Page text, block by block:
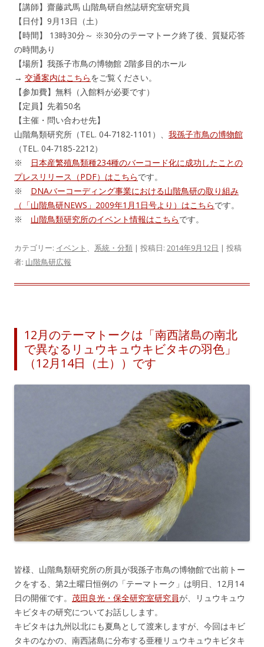
【講師】齋藤武馬 山階鳥研自然誌研究室研究員
【日付】9月13日（土）
【時間】 13時30分～ ※30分のテーマトーク終了後、質疑応答
の時間あり
【場所】我孫子市鳥の博物館 2階多目的ホール
→ 交通案内はこちらをご覧ください。
【参加費】無料（入館料が必要です）
【定員】先着50名
【主催・問い合わせ先】
山階鳥類研究所（TEL. 04-7182-1101）、 我孫子市鳥の博物館
（TEL. 04-7185-2212）
※
日本産繁殖鳥類種234種のバーコード化に成功したことの
プレスリリース（PDF）はこちらです。
※ DNAバーコーディング事業における山階鳥研の取り組み
（「山階鳥研NEWS」2009年1月1日号より）はこちらです。
※ 山階鳥類研究所のイベント情報はこちらです。
カテゴリー: イベント 、 系統・分類 | 投稿日: 2014年9月12日 | 投稿
者: 山階鳥研広報
12月のテーマトークは「南西諸島の南北
で異なるリュウキュウキビタキの羽色」
（12月14日（土））です
皆様、山階鳥類研究所の所員が我孫子市鳥の博物館で出前トー
クをする、第2土曜日恒例の「テーマトーク」は明日、12月14
日の開催です。 茂田良光・保全研究室研究員が、リュウキュウ
キビタキの研究についてお話しします。
キビタキは九州以北にも夏鳥として渡来しますが、今回はキビ
タキのなかの、南西諸島に分布する亜種リュウキュウキビタキ